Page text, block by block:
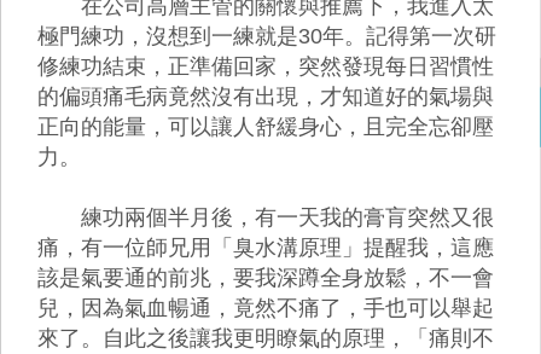
在公司高層主管的關懷與推薦下，我進入太
極門練功，沒想到一練就是30年。記得第一次研
修練功結束，正準備回家，突然發現每日習慣性
的偏頭痛毛病竟然沒有出現，才知道好的氣場與
正向的能量，可以讓人舒緩身心，且完全忘卻壓
力。
練功兩個半月後，有一天我的膏肓突然又很
痛，有一位師兄用「臭水溝原理」提醒我，這應
該是氣要通的前兆，要我深蹲全身放鬆，不一會
兒，因為氣血暢通，竟然不痛了，手也可以舉起
來了。自此之後讓我更明瞭氣的原理，「痛則不